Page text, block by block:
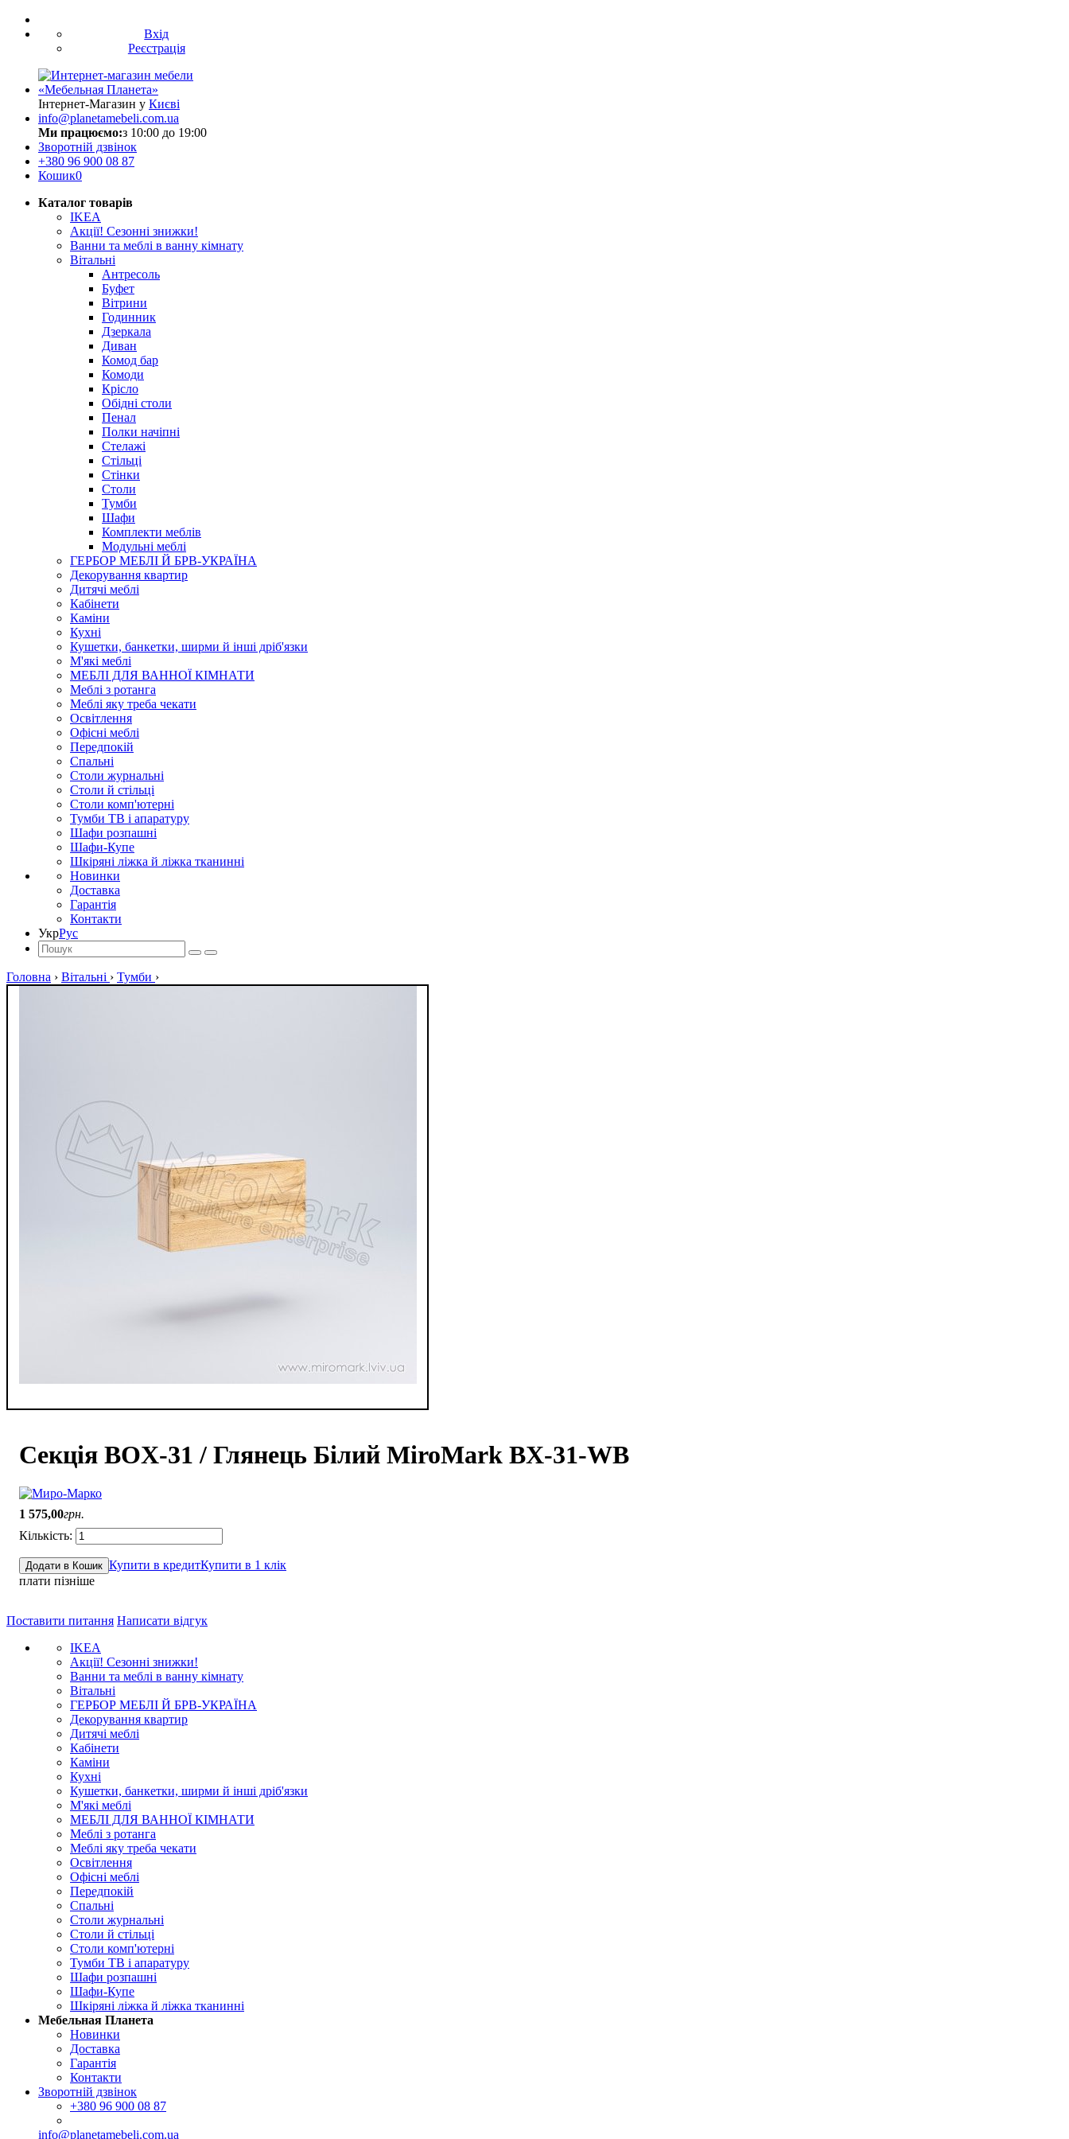
Вхід
Реєстрація
Інтернет-Магазин у Києві
info@planetamebeli.com.ua
Ми працюємо:з 10:00 до 19:00
Зворотній дзвінок
+380 96 900 08 87
Кошик0
Каталог товарів
IKEA
Акції! Сезонні знижки!
Ванни та меблі в ванну кімнату
Вітальні
Антресоль
Буфет
Вітрини
Годинник
Дзеркала
Диван
Комод бар
Комоди
Крісло
Обідні столи
Пенал
Полки начіпні
Стелажі
Стільці
Стінки
Столи
Тумби
Шафи
Комплекти меблів
Модульні меблі
ГЕРБОР МЕБЛІ Й БРВ-УКРАЇНА
Декорування квартир
Дитячі меблі
Кабінети
Каміни
Кухні
Кушетки, банкетки, ширми й інші дріб'язки
М'які меблі
МЕБЛІ ДЛЯ ВАННОЇ КІМНАТИ
Меблі з ротанга
Меблі яку треба чекати
Освітлення
Офісні меблі
Передпокій
Спальні
Столи журнальні
Столи й стільці
Столи комп'ютерні
Тумби ТВ і апаратуру
Шафи розпашні
Шафи-Купе
Шкіряні ліжка й ліжка тканинні
Новинки
Доставка
Гарантія
Контакти
УкрРус
Головна › Вітальні › Тумби ›
Секція BOX-31 / Глянець Білий MiroMark BX-31-WB
1 575,00грн.
Додати в Кошик Купити в кредитКупити в 1 клік
плати пізніше
Поставити питання Написати відгук
IKEA
Акції! Сезонні знижки!
Ванни та меблі в ванну кімнату
Вітальні
ГЕРБОР МЕБЛІ Й БРВ-УКРАЇНА
Декорування квартир
Дитячі меблі
Кабінети
Каміни
Кухні
Кушетки, банкетки, ширми й інші дріб'язки
М'які меблі
МЕБЛІ ДЛЯ ВАННОЇ КІМНАТИ
Меблі з ротанга
Меблі яку треба чекати
Освітлення
Офісні меблі
Передпокій
Спальні
Столи журнальні
Столи й стільці
Столи комп'ютерні
Тумби ТВ і апаратуру
Шафи розпашні
Шафи-Купе
Шкіряні ліжка й ліжка тканинні
Мебельная Планета
Новинки
Доставка
Гарантія
Контакти
Зворотній дзвінок
+380 96 900 08 87
info@planetamebeli.com.ua